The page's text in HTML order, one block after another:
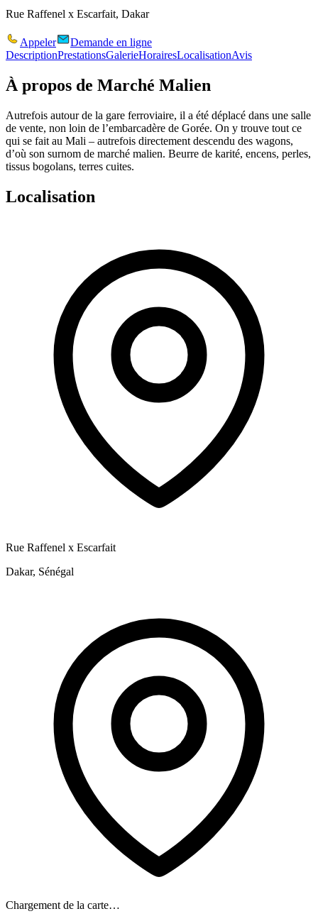
Rue Raffenel x Escarfait, Dakar
Appeler
Demande en ligne
DescriptionPrestationsGalerieHorairesLocalisationAvis
À propos de Marché Malien
Autrefois autour de la gare ferroviaire, il a été déplacé dans une salle
de vente, non loin de l’embarcadère de Gorée. On y trouve tout ce
qui se fait au Mali – autrefois directement descendu des wagons,
d’où son surnom de marché malien. Beurre de karité, encens, perles,
tissus bogolans, terres cuites.
Localisation
Rue Raffenel x Escarfait
Dakar, Sénégal
Chargement de la carte…